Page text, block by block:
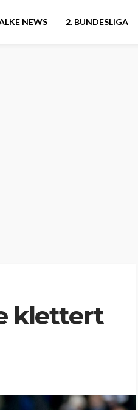
NEWS 2. BUNDESLIGA
klettert